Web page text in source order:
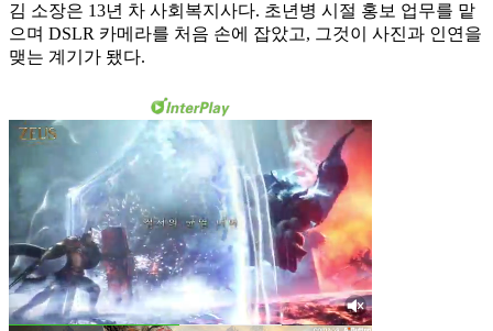
김 소장은 13년 차 사회복지사다. 초년병 시절 홍보 업무를 맡
으며 DSLR 카메라를 처음 손에 잡았고, 그것이 사진과 인연을
맺는 계기가 됐다.